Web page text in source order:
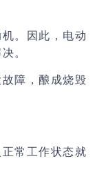
。因此，电动
。
障，酿成烧毁
常工作状态就